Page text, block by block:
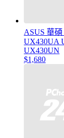
ASUS 華
UX430UA
UX430UN
$1,680